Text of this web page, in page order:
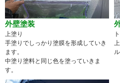
外壁塗装
上塗り
手塗りでしっかり塗膜を形成していき
ます。
中塗り塗料と同じ色を塗っていきま
す。